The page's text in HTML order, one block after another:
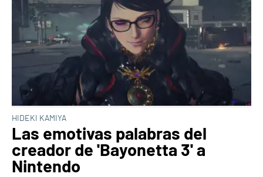
HIDEKI KAMIYA
Las emotivas palabras del
creador de 'Bayonetta 3' a
Nintendo